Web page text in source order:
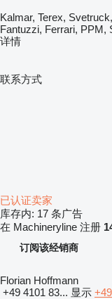
Kalmar, Terex,
Fantuzzi, Ferrari, PPM,
详情
联系方式
已认证卖家
库存内: 17 条广告
在 Machineryline 注册
订阅该经销商
Florian Hoffmann
+49 4101 83... 显示